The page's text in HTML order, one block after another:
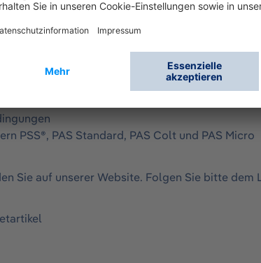
Kunststoff
wie Schwefelwasserstoff
mit Atemanschluss
Druckminderer
PSS®, PAS Standard, PAS Colt und PAS Micro
Sie auf unserer Website. Folgen Sie bitte dem